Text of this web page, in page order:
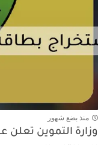
منذ بضع شهور